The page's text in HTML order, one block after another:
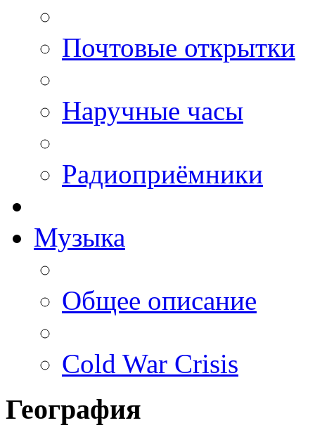
Почтовые открытки
Наручные часы
Радиоприёмники
Музыка
Общее описание
Cold War Crisis
География